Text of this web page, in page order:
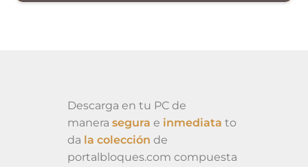
Descarga en tu PC de
manera segura e inmediata to
da la colección de
portalbloques.com compuesta